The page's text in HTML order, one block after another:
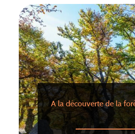
A la découverte de la